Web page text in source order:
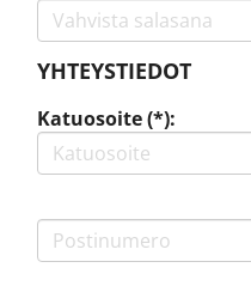
YHTEYSTIEDOT
Katuosoite (*):